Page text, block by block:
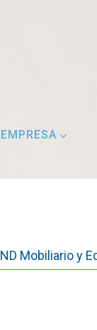
EMPRESA
ND Mobiliario y